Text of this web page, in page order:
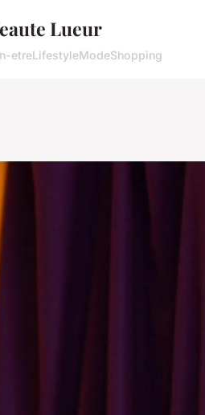
Lueur
etreLifestyleModeShopping